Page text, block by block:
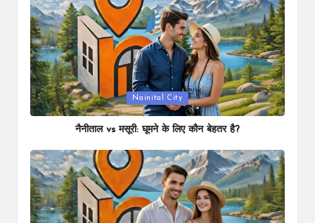
Posted
in
Nainital City
नैनीताल vs मसूरी: घूमने के लिए कौन बेहतर है?